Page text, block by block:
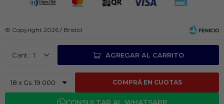
1 AGREGAR AL CARRITO
COMPRÁ EN CUOTAS
© Copyright 2026 / Bristol